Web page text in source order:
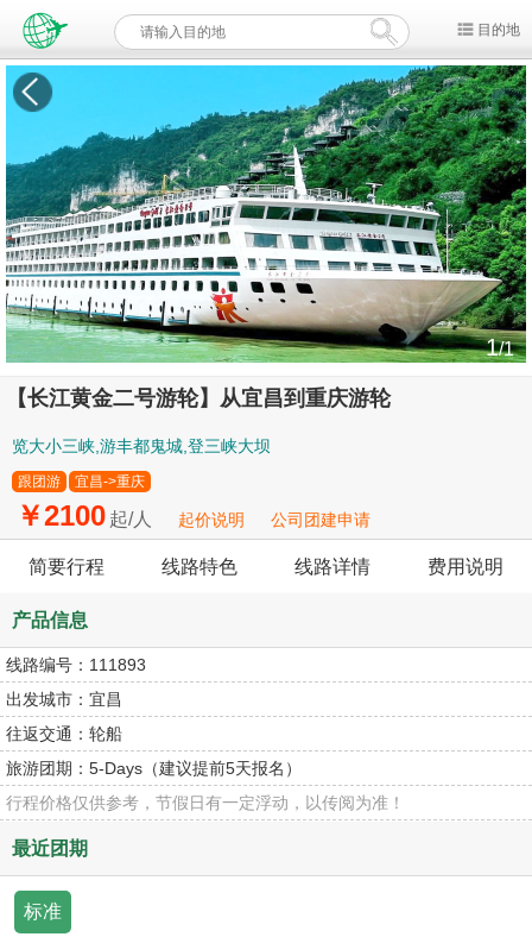
目的地
1/1
【长江黄金二号游轮】从宜昌到重庆游轮
览大小三峡,游丰都鬼城,登三峡大坝
跟团游 宜昌->重庆
￥2100 起/人 起价说明 公司团建申请
简要行程 线路特色 线路详情 费用说明
产品信息
线路编号： 111893
出发城市： 宜昌
往返交通： 轮船
旅游团期： 5-Days（建议提前5天报名）
行程价格仅供参考，节假日有一定浮动，以传阅为准！
最近团期
标准